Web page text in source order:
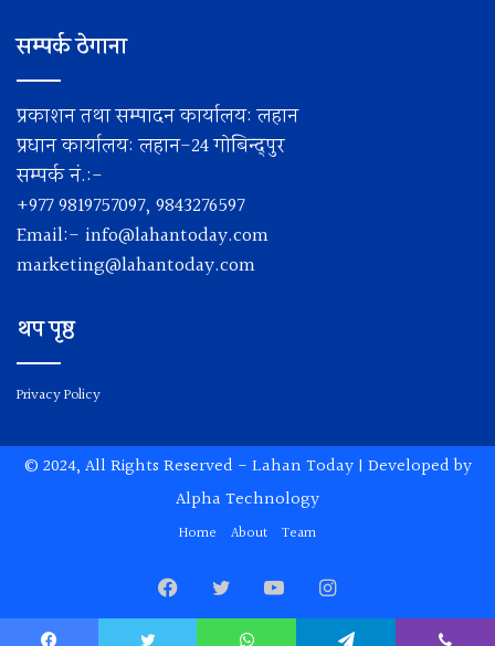
सम्पर्क ठेगाना
प्रकाशन तथा सम्पादन कार्यालय: लहान
प्रधान कार्यालय: लहान-24 गोबिन्द्पुर
सम्पर्क नं.:-
+977 9819757097, 9843276597
Email:- info@lahantoday.com
marketing@lahantoday.com
थप पृष्ठ
Privacy Policy
© 2024, All Rights Reserved - Lahan Today| Developed by
Alpha Technology
Home About Team
FacebookTwitterYouTubeInstagram